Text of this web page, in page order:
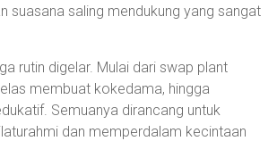
suasana saling mendukung yang sangat
rutin digelar. Mulai dari swap plant
membuat kokedama, hingga
Semuanya dirancang untuk
dan memperdalam kecintaan